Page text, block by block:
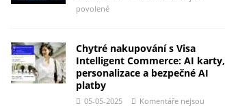
povolené
Chytré nakupování s Visa
Intelligent Commerce: AI karty,
personalizace a bezpečné AI
platby
05-05-2025 Komentáře nejsou